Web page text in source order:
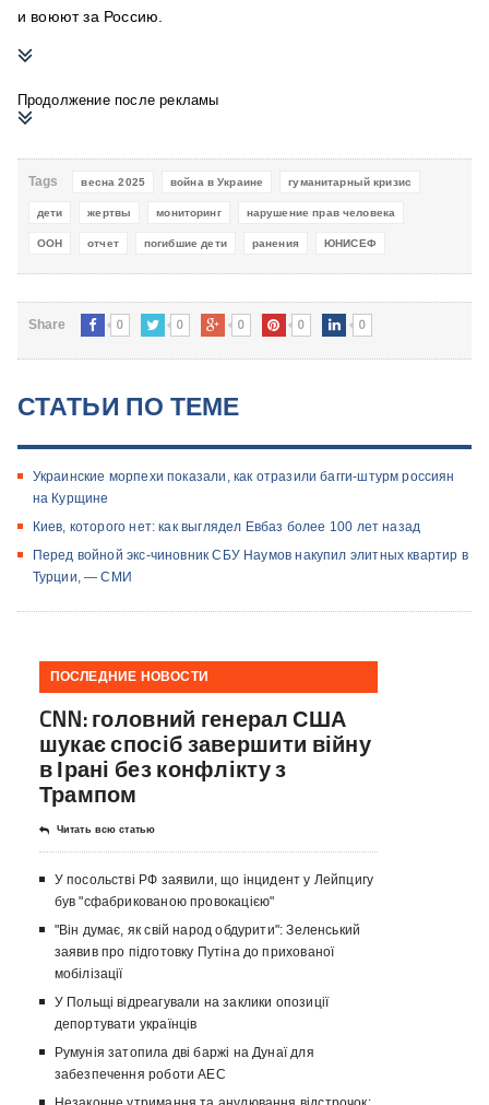
и воюют за Россию.
Продолжение после рекламы
Tags весна 2025 война в Украине гуманитарный кризис
дети жертвы мониторинг нарушение прав человека
ООН отчет погибшие дети ранения ЮНИСЕФ
Share 0 0 0 0 0
СТАТЬИ ПО ТЕМЕ
Украинские морпехи показали, как отразили багги-штурм россиян
на Курщине
Киев, которого нет: как выглядел Евбаз более 100 лет назад
Перед войной экс-чиновник СБУ Наумов накупил элитных квартир в
Турции, — СМИ
ПОСЛЕДНИЕ НОВОСТИ
CNN: головний генерал США
шукає спосіб завершити війну
в Ірані без конфлікту з
Трампом
Читать всю статью
У посольстві РФ заявили, що інцидент у Лейпцигу
був "сфабрикованою провокацією"
"Він думає, як свій народ обдурити": Зеленський
заявив про підготовку Путіна до прихованої
мобілізації
У Польщі відреагували на заклики опозиції
депортувати українців
Румунія затопила дві баржі на Дунаї для
забезпечення роботи АЕС